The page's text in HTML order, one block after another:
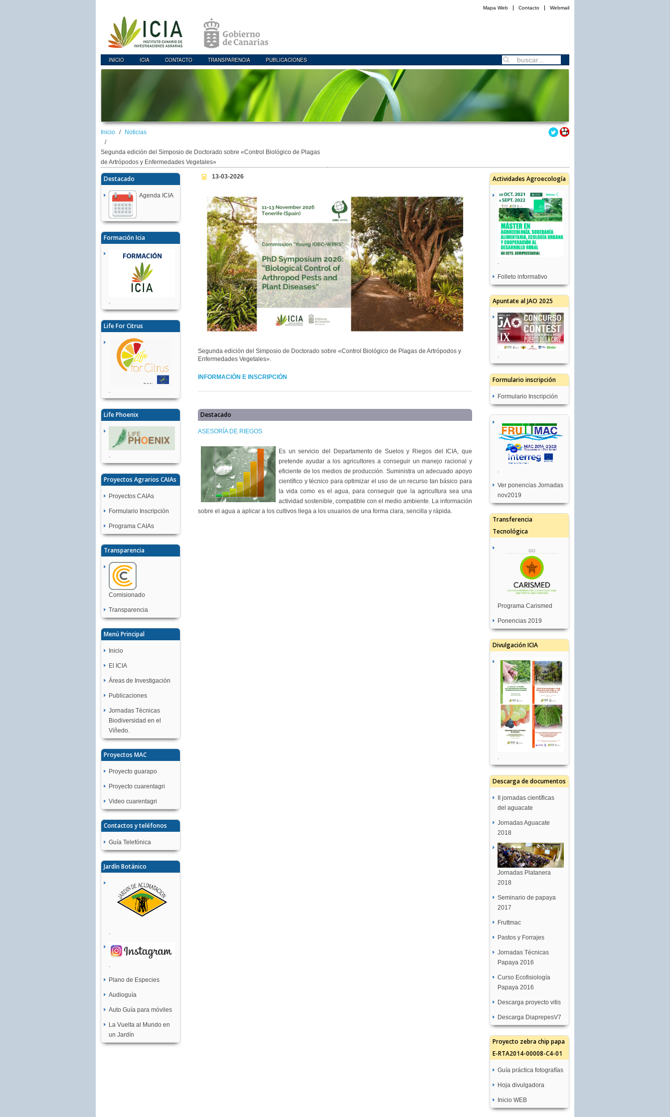
Mapa Web Contacto Webmail
INICIO ICIA CONTACTO TRANSPARENCIA PUBLICACIONES
Inicio Noticias
Segunda edición del Simposio de Doctorado sobre «Control Biológico de Plagas
de Artrópodos y Enfermedades Vegetales»
13-03-2026
Segunda edición del Simposio de Doctorado sobre «Control Biológico de Plagas de Artrópodos y
Enfermedades Vegetales».
INFORMACIÓN E INSCRIPCIÓN
Destacado
ASESORÍA DE RIEGOS
Es un servicio del Departamento de Suelos y Riegos del ICIA, que
pretende ayudar a los agricultores a conseguir un manejo racional y
eficiente de los medios de producción. Suministra un adecuado apoyo
científico y técnico para optimizar el uso de un recurso tan básico para
la vida como es el agua, para conseguir que la agricultura sea una
actividad sostenible, compatible con el medio ambiente. La información
sobre el agua a aplicar a los cultivos llega a los usuarios de una forma clara, sencilla y rápida.
Destacado
Agenda ICIA
Formación Icia
.
Life For Citrus
.
Life Phoenix
.
Proyectos Agrarios CAIAs
Proyectos CAIAs
Formulario Inscripción
Programa CAIAs
Transparencia
Comisionado
Transparencia
Menú Principal
Inicio
El ICIA
Áreas de Investigación
Publicaciones
Jornadas Técnicas
Biodiversidad en el
Viñedo.
Proyectos MAC
Proyecto guarapo
Proyecto cuarentagri
Video cuarentagri
Contactos y teléfonos
Guía Telefónica
Jardín Botánico
Plano de Especies
Audioguía
Auto Guía para móviles
La Vuelta al Mundo en
un Jardín
Actividades Agroecología
Folleto informativo
Apuntate al JAO 2025
.
Formulario inscripción
Formulario Inscripción
.
Ver ponencias Jornadas
nov2019
Transferencia
Tecnológica
Programa Carismed
Ponencias 2019
Divulgación ICIA
.
Descarga de documentos
II jornadas científicas
del aguacate
Jornadas Aguacate
2018
Jornadas Platanera
2018
Seminario de papaya
2017
Fruttmac
Pastos y Forrajes
Jornadas Técnicas
Papaya 2016
Curso Ecofisiología
Papaya 2016
Descarga proyecto vitis
Descarga DiaprepesV7
Proyecto zebra chip papa
E-RTA2014-00008-C4-01
Guía práctica fotografías
Hoja divulgadora
Inicio WEB